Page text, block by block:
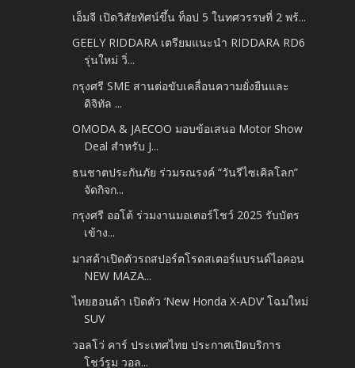
เอ็มจี เปิดวิสัยทัศน์ขึ้น ท็อป 5 ในทศวรรษที่ 2 พร้...
GEELY RIDDARA เตรียมแนะนำ RIDDARA RD6
รุ่นใหม่ วิ่...
กรุงศรี SME สานต่อขับเคลื่อนความยั่งยืนและ
ดิจิทัล ...
OMODA & JAECOO มอบข้อเสนอ Motor Show
Deal สำหรับ J...
ธนชาตประกันภัย ร่วมรณรงค์ “วันรีไซเคิลโลก”
จัดกิจก...
กรุงศรี ออโต้ ร่วมงานมอเตอร์โชว์ 2025 รับบัตร
เข้าง...
มาสด้าเปิดตัวรถสปอร์ตโรดสเตอร์แบรนด์ไอคอน
NEW MAZA...
ไทยฮอนด้า เปิดตัว ‘New Honda X-ADV’ โฉมใหม่
SUV
วอลโว่ คาร์ ประเทศไทย ประกาศเปิดบริการ
โชว์รูม วอล...